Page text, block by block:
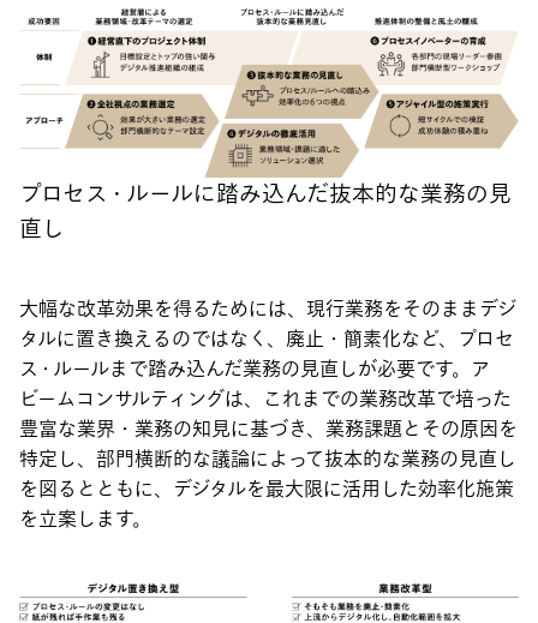
プロセス・ルールに踏み込んだ抜本的な業務の見
直し
大幅な改革効果を得るためには、現行業務をそのままデジ
タルに置き換えるのではなく、廃止・簡素化など、プロセ
ス・ルールまで踏み込んだ業務の見直しが必要です。ア
ビームコンサルティングは、これまでの業務改革で培った
豊富な業界・業務の知見に基づき、業務課題とその原因を
特定し、部門横断的な議論によって抜本的な業務の見直し
を図るとともに、デジタルを最大限に活用した効率化施策
を立案します。